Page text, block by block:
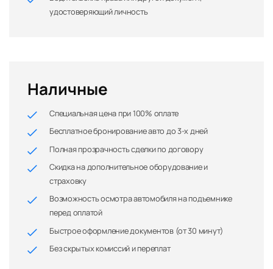
удостоверяющий личность
Наличные
Специальная цена при 100% оплате
Бесплатное бронирование авто до 3-х дней
Полная прозрачность сделки по договору
Скидка на дополнительное оборудование и
страховку
Возможность осмотра автомобиля на подъемнике
перед оплатой
Быстрое оформление документов (от 30 минут)
Без скрытых комиссий и переплат